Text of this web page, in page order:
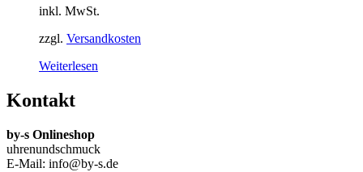
inkl. MwSt.
zzgl. Versandkosten
Weiterlesen
Kontakt
by-s Onlineshop
uhrenundschmuck
E-Mail: info@by-s.de